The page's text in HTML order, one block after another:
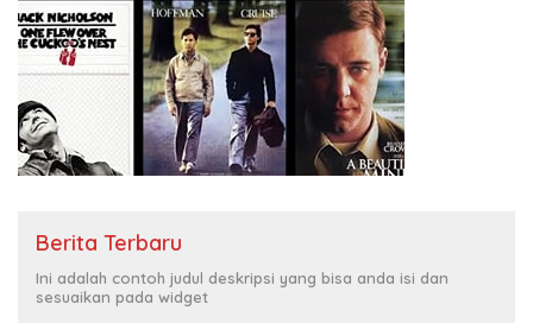
Berita Terbaru
Ini adalah contoh judul deskripsi yang bisa anda isi dan
sesuaikan pada widget